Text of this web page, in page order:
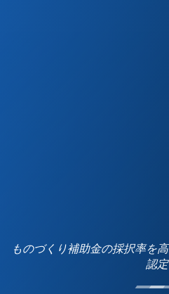
ものづくり補助金の採択率を
認定